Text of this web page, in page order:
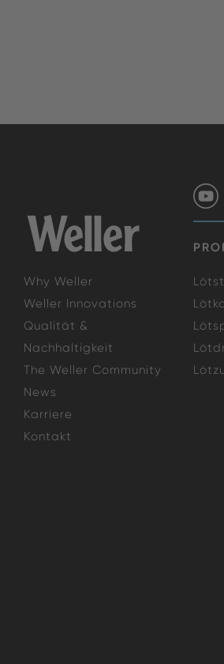
Why Weller
Weller Innovations
Qualität &
Nachhaltigkeit
The Weller Community
News
Karriere
Kontakt